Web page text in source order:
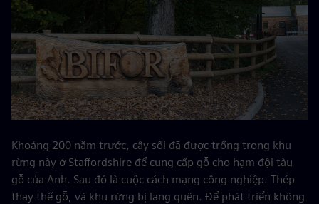
Khoảng 200 năm trước, cây sồi đã được trồng trong khu
rừng này ở Staffordshire để cung cấp gỗ cho hạm đội tàu
gỗ của Anh. Sau đó là cuộc cách mạng công nghiệp. Thép
thay thế gỗ, và khu rừng bị lãng quên. Để phát triển không